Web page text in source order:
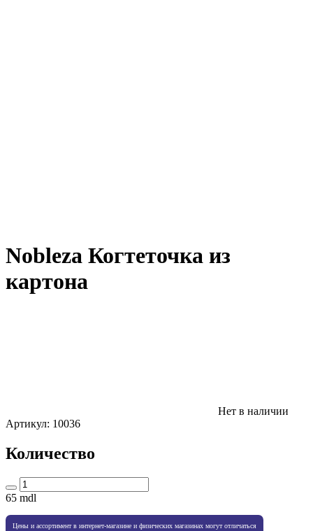
Nobleza Когтеточка из
картона
Нет в наличии
Артикул: 10036
Количество
65 mdl
Цены и ассортимент в интернет-магазине и физических магазинах могут отличаться